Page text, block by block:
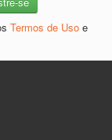
Termos de Uso e